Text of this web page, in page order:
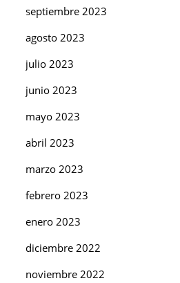
septiembre 2023
agosto 2023
julio 2023
junio 2023
mayo 2023
abril 2023
marzo 2023
febrero 2023
enero 2023
diciembre 2022
noviembre 2022